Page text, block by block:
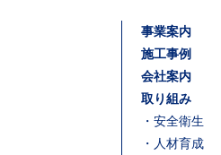
事業案内
施工事例
会社案内
取り組み
・安全衛生
・ 人材育成